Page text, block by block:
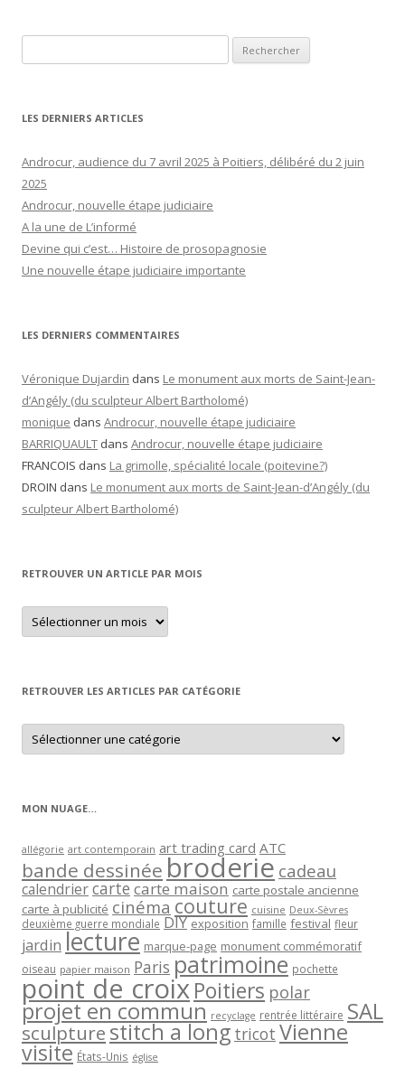
LES DERNIERS ARTICLES
Androcur, audience du 7 avril 2025 à Poitiers, délibéré du 2 juin
2025
Androcur, nouvelle étape judiciaire
A la une de L’informé
Devine qui c’est… Histoire de prosopagnosie
Une nouvelle étape judiciaire importante
LES DERNIERS COMMENTAIRES
Véronique Dujardin dans Le monument aux morts de Saint-Jean-
d’Angély (du sculpteur Albert Bartholomé)
monique dans Androcur, nouvelle étape judiciaire
BARRIQUAULT dans Androcur, nouvelle étape judiciaire
FRANCOIS dans La grimolle, spécialité locale (poitevine?)
DROIN dans Le monument aux morts de Saint-Jean-d’Angély (du
sculpteur Albert Bartholomé)
RETROUVER UN ARTICLE PAR MOIS
Retrouver
un
article
RETROUVER LES ARTICLES PAR CATÉGORIE
Retrouver
les
articles
MON NUAGE…
allégorie art contemporain art trading card ATC
bande dessinée broderie cadeau
calendriercartecarte maison carte postale ancienne
carte à publicité cinéma couture cuisine Deux-Sèvres
deuxième guerre mondiale DIY exposition famille festival fleur
jardin lecture marque-page monument commémoratif
oiseau papier maison Paris patrimoine pochette
point de croixPoitiers polar
projet en commun recyclage rentrée littéraire SAL
sculpturestitch a long tricot Vienne
visite États-Unis église